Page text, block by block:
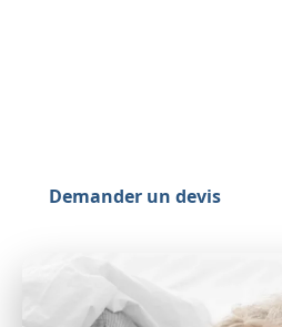
Demander un devis